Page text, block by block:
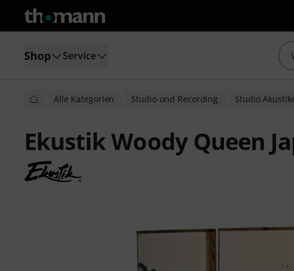
Shop Service
Alle Kategorien Studio und Recording Studio
Ekustik Woody Queen